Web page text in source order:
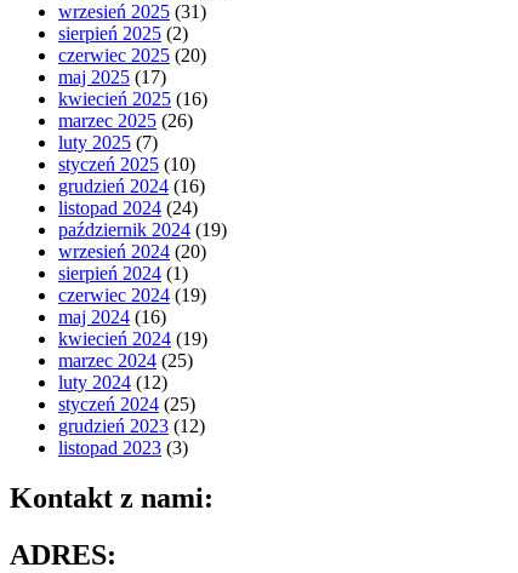
wrzesień 2025 (31)
sierpień 2025 (2)
czerwiec 2025 (20)
maj 2025 (17)
kwiecień 2025 (16)
marzec 2025 (26)
luty 2025 (7)
styczeń 2025 (10)
grudzień 2024 (16)
listopad 2024 (24)
październik 2024 (19)
wrzesień 2024 (20)
sierpień 2024 (1)
czerwiec 2024 (19)
maj 2024 (16)
kwiecień 2024 (19)
marzec 2024 (25)
luty 2024 (12)
styczeń 2024 (25)
grudzień 2023 (12)
listopad 2023 (3)
Kontakt z nami:
ADRES: